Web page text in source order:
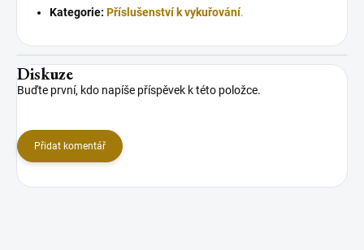
Kategorie: Příslušenství k vykuřování.
Diskuze
Buďte první, kdo napíše příspěvek k této položce.
Přidat komentář